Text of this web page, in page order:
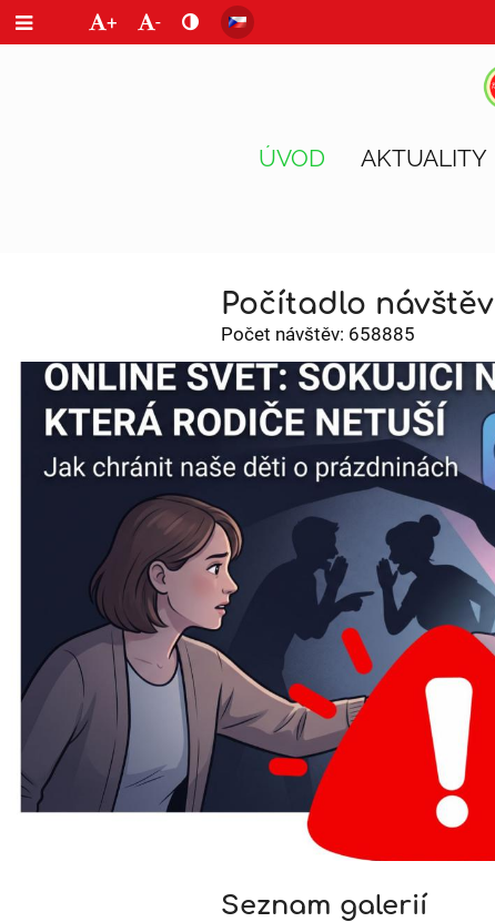
+ -
ÚVOD AKTUALITY
Úvod
Počítadlo návštěv
Počet návštěv: 658885
Seznam galerií